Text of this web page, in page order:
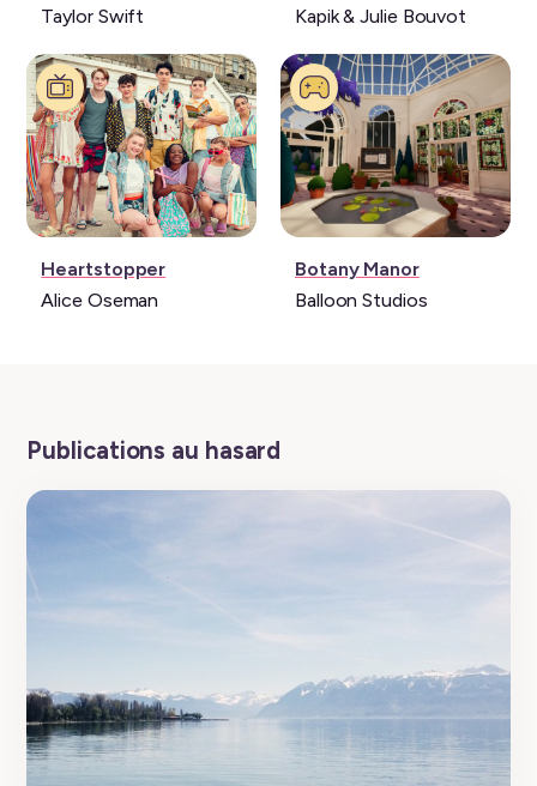
Taylor Swift
Kapik & Julie Bouvot
Série:
Heartstopper
Alice Oseman
Jeu
vidéo:
Botany Manor
Balloon Studios
Publications au hasard